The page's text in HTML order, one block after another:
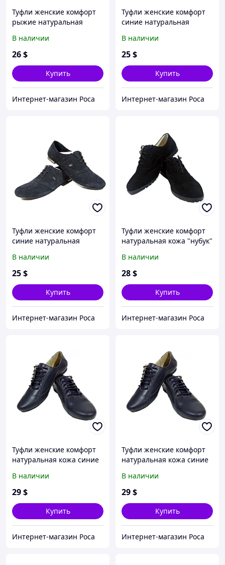
Туфли женские комфорт
рыжие натуральная
В наличии
26$
Купить
Интернет-магазин Роса
Туфли женские комфорт
синие натуральная
Синий
В наличии
25$
Купить
Интернет-магазин Роса
Туфли женские комфорт
синие натуральная
В наличии
25$
Купить
Интернет-магазин Роса
Туфли женские комфорт
натуральная кожа "нубук"
Юлиана (122чн)
В наличии
28$
Купить
Интернет-магазин Роса
Туфли женские комфорт
натуральная кожа синие
Синий
В наличии
29$
Купить
Интернет-магазин Роса
Туфли женские комфорт
натуральная кожа синие
Синий
В наличии
29$
Купить
Интернет-магазин Роса